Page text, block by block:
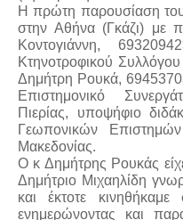
Η πρώτη παρουσίαση του
στην Αθήνα (Γκάζι) με
Κοντογιάννη,
Κτηνοτροφικού Συλλόγου
Δημήτρη Ρουκά,
Επιστημονικό
Πιερίας, υποψήφιο
Γεωπονικών
Μακεδονίας.
Ο κ Δημήτρης Ρουκάς
Δημήτριο Μιχαηλίδη
και έκτοτε
ενημερώνοντας και